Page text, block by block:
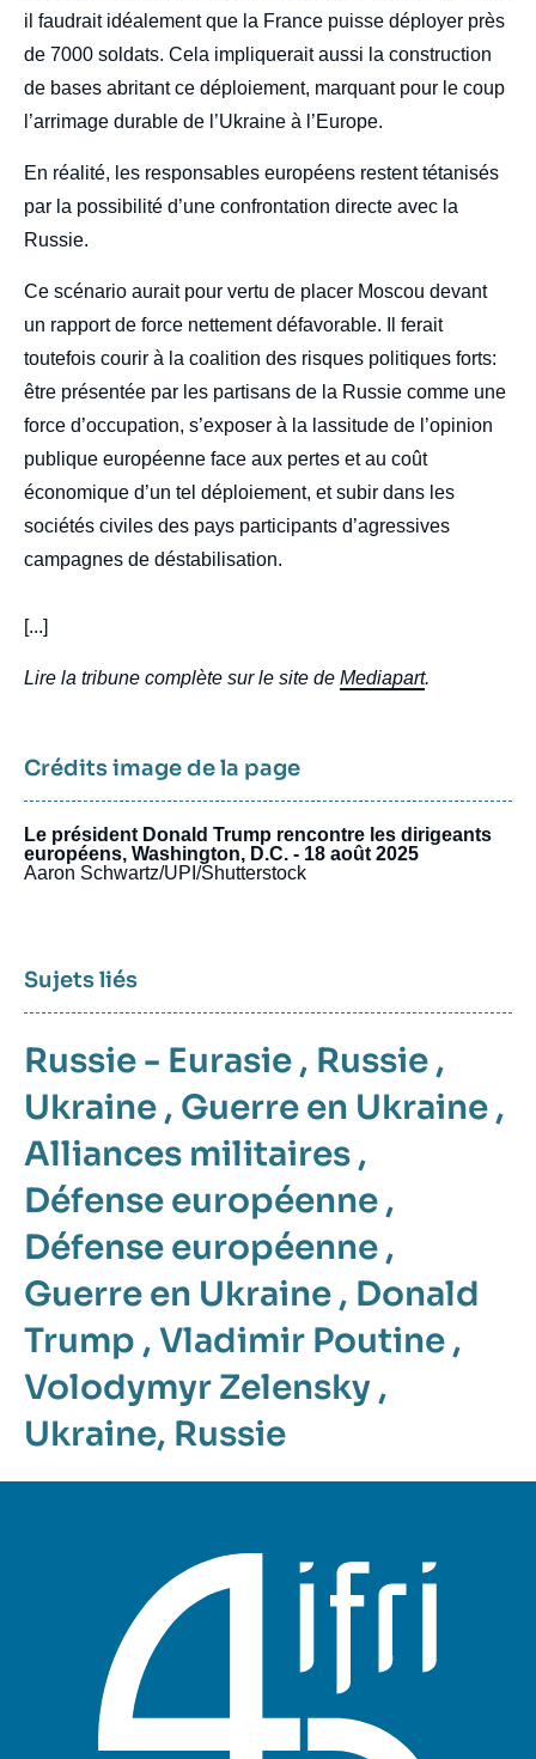
il faudrait idéalement que la France puisse déployer près
de 7000 soldats. Cela impliquerait aussi la construction
de bases abritant ce déploiement, marquant pour le coup
l’arrimage durable de l’Ukraine à l’Europe.
En réalité, les responsables européens restent tétanisés
par la possibilité d’une confrontation directe avec la
Russie.
Ce scénario aurait pour vertu de placer Moscou devant
un rapport de force nettement défavorable. Il ferait
toutefois courir à la coalition des risques politiques forts:
être présentée par les partisans de la Russie comme une
force d’occupation, s’exposer à la lassitude de l’opinion
publique européenne face aux pertes et au coût
économique d’un tel déploiement, et subir dans les
sociétés civiles des pays participants d’agressives
campagnes de déstabilisation.
[...]
Lire la tribune complète sur le site de Mediapart.
Crédits image de la page
Le président Donald Trump rencontre les dirigeants
européens, Washington, D.C. - 18 août 2025
Aaron Schwartz/UPI/Shutterstock
Sujets liés
Russie - Eurasie , Russie ,
Ukraine , Guerre en Ukraine ,
Alliances militaires ,
Défense européenne ,
Défense européenne ,
Guerre en Ukraine , Donald
Trump , Vladimir Poutine ,
Volodymyr Zelensky ,
Ukraine, Russie